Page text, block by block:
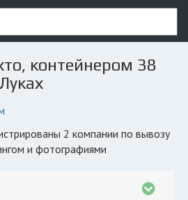
контейнером 38
и фотографиями